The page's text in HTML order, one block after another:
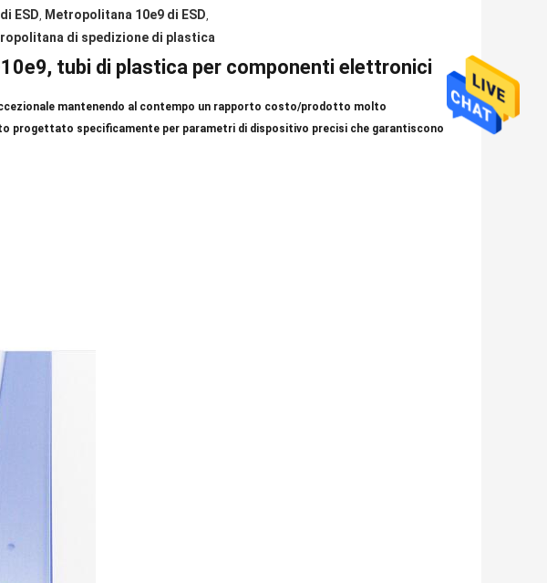
ESD, Metropolitana 10e9 di ESD,
di spedizione di plastica
tubi di plastica per componenti elettronici
mantenendo al contempo un rapporto costo/prodotto molto
progettato specificamente per parametri di dispositivo precisi che garantiscono